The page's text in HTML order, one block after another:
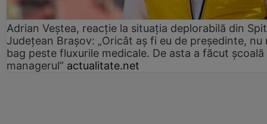
Adrian Veștea, reacție la situația deplorabilă din
Județean Brașov: „Oricât aș fi eu de președinte, nu
bag peste fluxurile medicale. De asta a făcut școală
managerul” actualitate.net